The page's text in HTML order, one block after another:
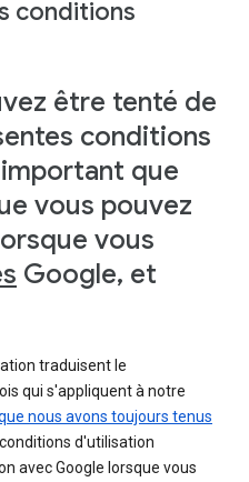
conditions
être tenté de
conditions
que
vous pouvez
vous
Google, et
traduisent le
qui s'appliquent à notre
nous avons toujours tenus
conditions d'utilisation
avec Google lorsque vous